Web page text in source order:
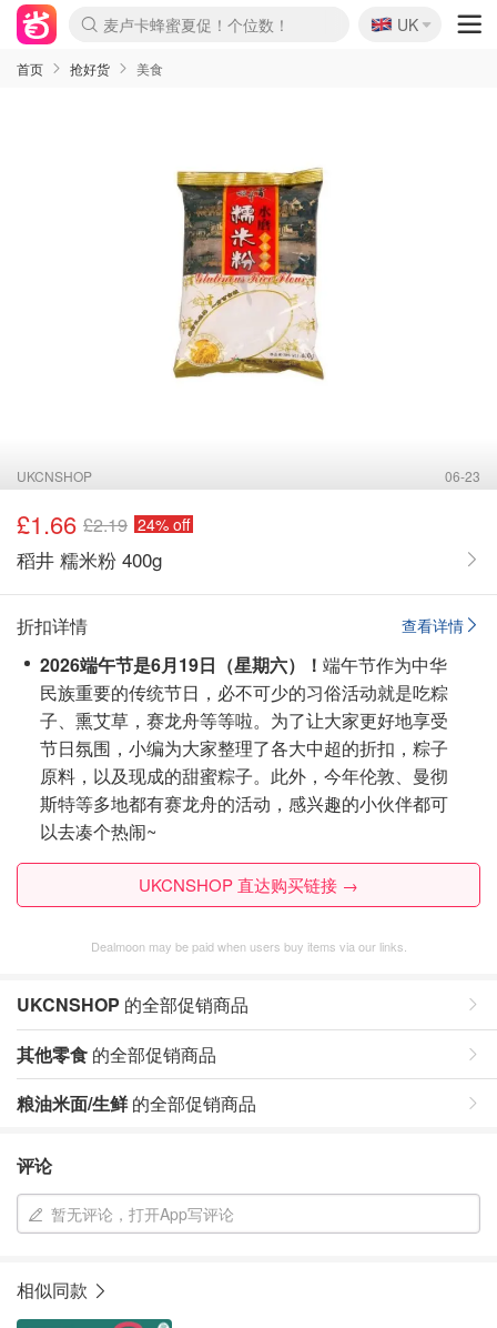
麦卢卡蜂蜜夏促！个位数！
Prada/Miu 4.8折！
啥？必胜客披萨5折！
🇬🇧
UK
首页 抢好货 美食
UKCNSHOP 06-23
£1.66 £2.19 24% off
稻井 糯米粉 400g
查看详情
折扣详情
2026端午节是6月19日（星期六）！ 端午节作为中华
民族重要的传统节日，必不可少的习俗活动就是吃粽
子、熏艾草，赛龙舟等等啦。为了让大家更好地享受
节日氛围，小编为大家整理了各大中超的折扣，粽子
原料，以及现成的甜蜜粽子。此外，今年伦敦、曼彻
斯特等多地都有赛龙舟的活动，感兴趣的小伙伴都可
以去凑个热闹~
UKCNSHOP 直达购买链接 →
Dealmoon may be paid when users buy items via our links.
UKCNSHOP 的全部促销商品
其他零食 的全部促销商品
粮油米面/生鲜的全部促销商品
评论
暂无评论，打开App写评论
相似同款